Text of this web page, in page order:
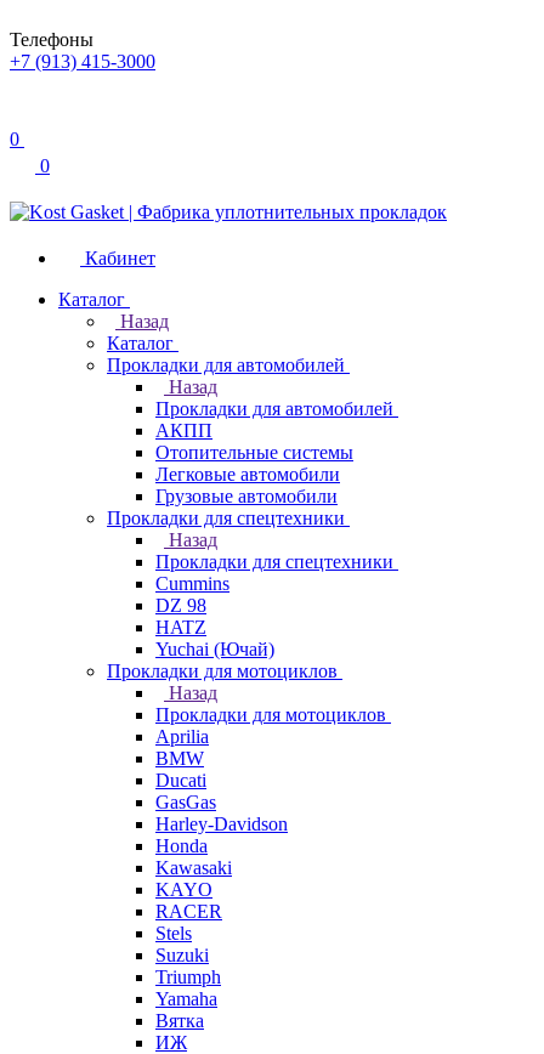
Телефоны
+7 (913) 415-3000
0
0
Кабинет
Каталог
Назад
Каталог
Прокладки для автомобилей
Назад
Прокладки для автомобилей
АКПП
Отопительные системы
Легковые автомобили
Грузовые автомобили
Прокладки для спецтехники
Назад
Прокладки для спецтехники
Cummins
DZ 98
HATZ
Yuchai (Ючай)
Прокладки для мотоциклов
Назад
Прокладки для мотоциклов
Aprilia
BMW
Ducati
GasGas
Harley-Davidson
Honda
Kawasaki
KAYO
RACER
Stels
Suzuki
Triumph
Yamaha
Вятка
ИЖ